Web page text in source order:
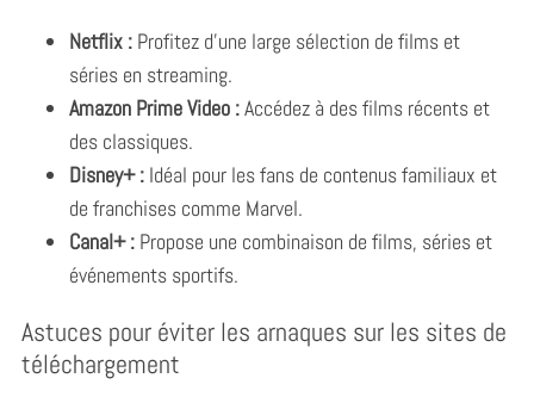
Netflix :Profitez d’une large sélection de films et
séries en streaming.
Amazon Prime Video :Accédez à des films récents et
des classiques.
Disney+ :Idéal pour les fans de contenus familiaux et
de franchises comme Marvel.
Canal+ :Propose une combinaison de films, séries et
événements sportifs.
Astuces pour éviter les arnaques sur les sites de
téléchargement